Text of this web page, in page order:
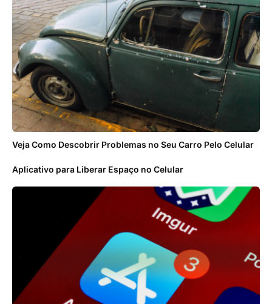
Veja Como Descobrir Problemas no Seu Carro Pelo Celular
Aplicativo para Liberar Espaço no Celular